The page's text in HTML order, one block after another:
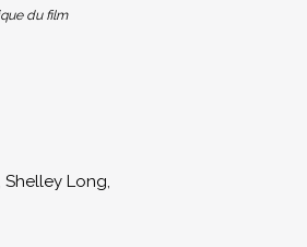
du film
Shelley Long,